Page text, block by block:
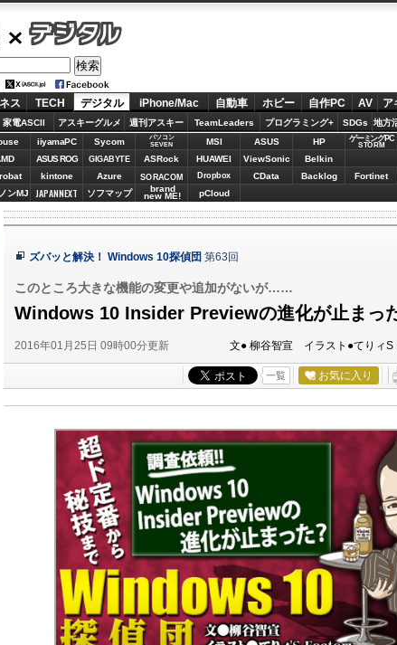
デジタル
ス TECH デジタル iPhone/Mac 自動車 ホビー 自作PC AV ア
家電ASCII アスキーグルメ 週刊アスキー TeamLeaders プログラミング+ SDGs 地方
iiyamaPC Sycom
パソコン
SEVEN
MSI ASUS HP ゲーミングPC
STORM
ASUS ROG GIGABYTE ASRock HUAWEI ViewSonic Belkin
kintone Azure SORACOM Dropbox CData Backlog Fortinet
ンMJ JAPANNEXT ソフマップ brand
new ME! pCloud
ズバッと解決！ Windows 10探偵団 第63回
このところ大きな機能の変更や追加がないが……
Windows 10 Insider Previewの進化が止まっ
2016年01月25日 09時00分更新 文● 柳谷智宣 イラスト●てりィ
一覧 お気に入り